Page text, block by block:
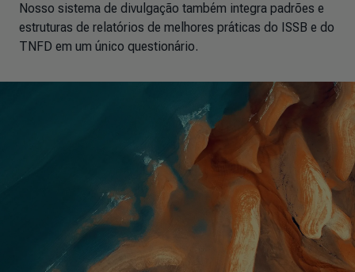
Nosso sistema de divulgação também integra padrões e
estruturas de relatórios de melhores práticas do ISSB e do
TNFD em um único questionário.